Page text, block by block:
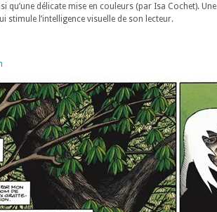
qu’une délicate mise en couleurs (par Isa Cochet). Une
stimule l’intelligence visuelle de son lecteur.